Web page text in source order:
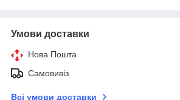
Умови доставки
Нова Пошта
Самовивіз
Всі умови доставки